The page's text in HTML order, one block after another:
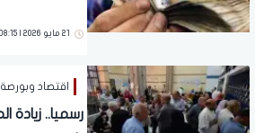
21 مايو 2026 | 08:15 مساءً
اقتصاد وبورصة